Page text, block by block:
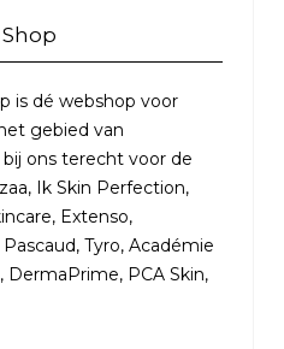
is dé webshop voor
gebied van
ons terecht voor de
Ik Skin Perfection,
Extenso,
Tyro, Académie
PCA Skin,